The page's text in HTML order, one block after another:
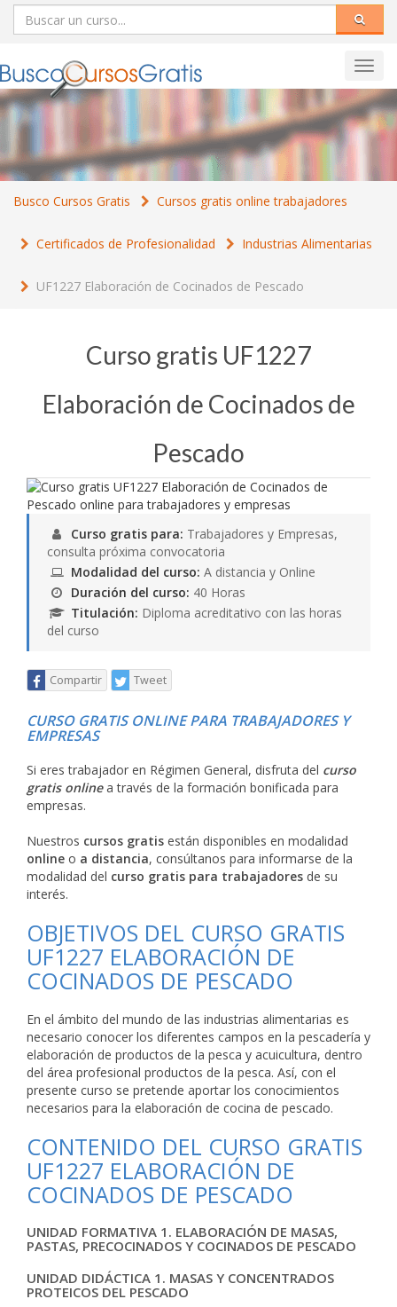
Busco Cursos Gratis Cursos gratis online trabajadores
Certificados de Profesionalidad Industrias Alimentarias
UF1227 Elaboración de Cocinados de Pescado
Curso gratis UF1227
Elaboración de Cocinados de
Pescado
Curso gratis para: Trabajadores y Empresas,
consulta próxima convocatoria
Modalidad del curso: A distancia y Online
Duración del curso: 40 Horas
Titulación: Diploma acreditativo con las horas
del curso
Compartir Tweet
CURSO GRATIS ONLINE PARA TRABAJADORES Y
EMPRESAS
Si eres trabajador en Régimen General, disfruta del curso
gratis onlinea través de la formación bonificada para
empresas.
Nuestros cursos gratis están disponibles en modalidad
online o a distancia, consúltanos para informarse de la
modalidad del curso gratis para trabajadores de su
interés.
OBJETIVOS DEL CURSO GRATIS
UF1227 ELABORACIÓN DE
COCINADOS DE PESCADO
En el ámbito del mundo de las industrias alimentarias es
necesario conocer los diferentes campos en la pescadería y
elaboración de productos de la pesca y acuicultura, dentro
del área profesional productos de la pesca. Así, con el
presente curso se pretende aportar los conocimientos
necesarios para la elaboración de cocina de pescado.
CONTENIDO DEL CURSO GRATIS
UF1227 ELABORACIÓN DE
COCINADOS DE PESCADO
UNIDAD FORMATIVA 1. ELABORACIÓN DE MASAS,
PASTAS, PRECOCINADOS Y COCINADOS DE PESCADO
UNIDAD DIDÁCTICA 1. MASAS Y CONCENTRADOS
PROTEICOS DEL PESCADO